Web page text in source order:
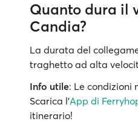
Quanto dura il
Candia?
La durata del
traghetto ad alta
Info utile: Le condizioni
Scarica l’App di
itinerario!